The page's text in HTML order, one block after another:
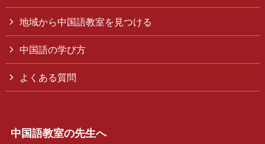
地域から中国語教室を見つける
中国語の学び方
よくある質問
中国語教室の先生へ